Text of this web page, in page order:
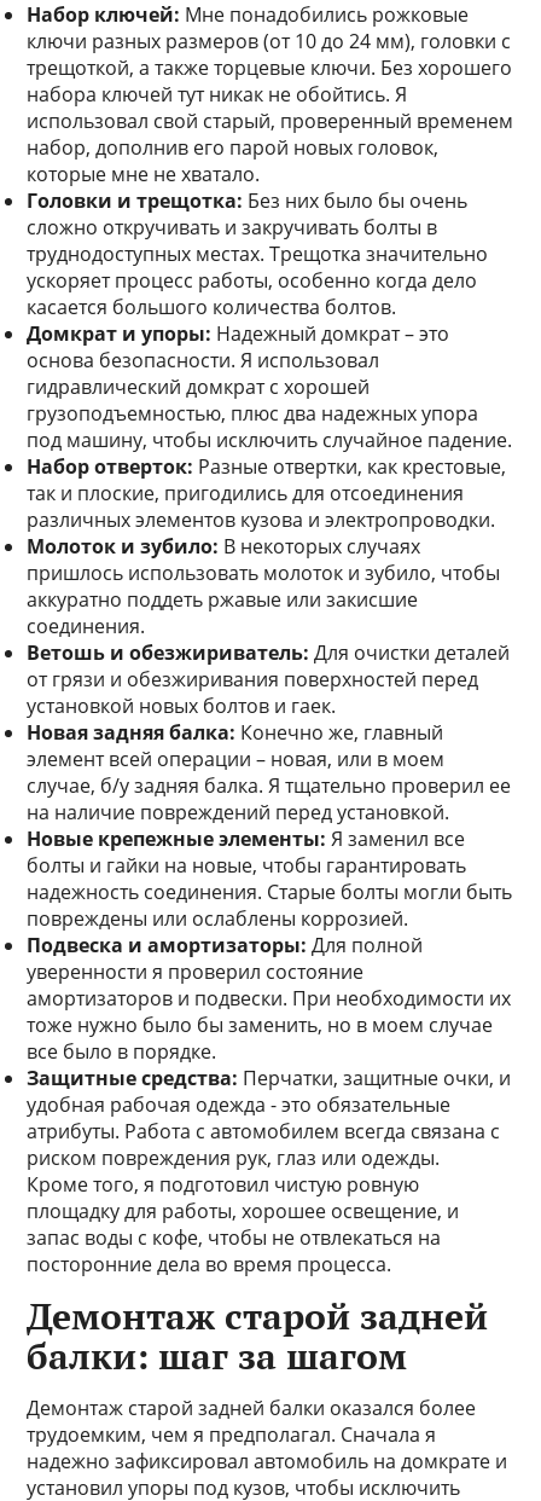
Набор ключей: Мне понадобились рожковые
ключи разных размеров (от 10 до 24 мм), головки с
трещоткой, а также торцевые ключи. Без хорошего
набора ключей тут никак не обойтись. Я
использовал свой старый, проверенный временем
набор, дополнив его парой новых головок,
которые мне не хватало.
Головки и трещотка: Без них было бы очень
сложно откручивать и закручивать болты в
труднодоступных местах. Трещотка значительно
ускоряет процесс работы, особенно когда дело
касается большого количества болтов.
Домкрат и упоры: Надежный домкрат – это
основа безопасности. Я использовал
гидравлический домкрат с хорошей
грузоподъемностью, плюс два надежных упора
под машину, чтобы исключить случайное падение.
Набор отверток: Разные отвертки, как крестовые,
так и плоские, пригодились для отсоединения
различных элементов кузова и электропроводки.
Молоток и зубило: В некоторых случаях
пришлось использовать молоток и зубило, чтобы
аккуратно поддеть ржавые или закисшие
соединения.
Ветошь и обезжириватель: Для очистки деталей
от грязи и обезжиривания поверхностей перед
установкой новых болтов и гаек.
Новая задняя балка: Конечно же, главный
элемент всей операции – новая, или в моем
случае, б/у задняя балка. Я тщательно проверил ее
на наличие повреждений перед установкой.
Новые крепежные элементы: Я заменил все
болты и гайки на новые, чтобы гарантировать
надежность соединения. Старые болты могли быть
повреждены или ослаблены коррозией.
Подвеска и амортизаторы: Для полной
уверенности я проверил состояние
амортизаторов и подвески. При необходимости их
тоже нужно было бы заменить, но в моем случае
все было в порядке.
Защитные средства: Перчатки, защитные очки, и
удобная рабочая одежда - это обязательные
атрибуты. Работа с автомобилем всегда связана с
риском повреждения рук, глаз или одежды.
Кроме того, я подготовил чистую ровную
площадку для работы, хорошее освещение, и
запас воды с кофе, чтобы не отвлекаться на
посторонние дела во время процесса.
Демонтаж старой задней
балки: шаг за шагом
Демонтаж старой задней балки оказался более
трудоемким, чем я предполагал. Сначала я
надежно зафиксировал автомобиль на домкрате и
установил упоры под кузов, чтобы исключить